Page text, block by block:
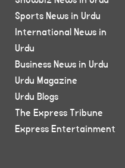
Sports News in Urdu
International News in
Urdu
Business News in Urdu
Urdu Magazine
Urdu Blogs
The Express Tribune
Express Entertainment